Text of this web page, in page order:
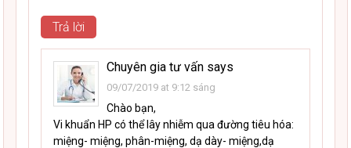
Trả lời
Chuyên gia tư vấn says
09/07/2019 at 9:12 sáng
Chào bạn,
Vi khuẩn HP có thể lây nhiễm qua đường tiêu hóa:
miệng- miệng, phân-miệng, dạ dày- miệng,dạ